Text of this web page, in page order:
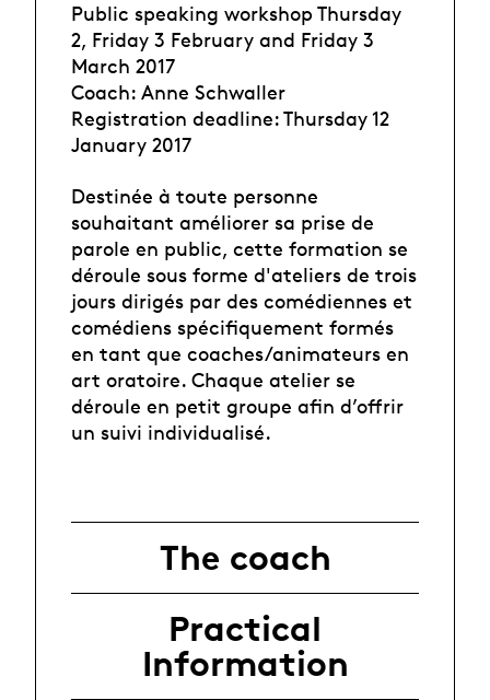
Public speaking workshop Thursday
2, Friday 3 February and Friday 3
March 2017
Coach: Anne Schwaller
Registration deadline: Thursday 12
January 2017
Destinée à toute personne
souhaitant améliorer sa prise de
parole en public, cette formation se
déroule sous forme d'ateliers de trois
jours dirigés par des comédiennes et
comédiens spécifiquement formés
en tant que coaches/animateurs en
art oratoire. Chaque atelier se
déroule en petit groupe afin d’offrir
un suivi individualisé.
The coach
Practical
Information